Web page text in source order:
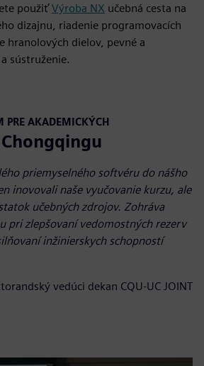
použiťVýroba NX učebná cesta na
dizajnu, riadenie programovacích
hranolových dielov, pevné a
sústruženie.
PRE AKADEMICKÝCH
priemyselného softvéru do nášho
inovovali naše vyučovanie kurzu, ale
učebných zdrojov. Zohráva
pri zlepšovaní vedomostných rezerv
inžinierskych schopností
vedúci dekan CQU-UC JOINT